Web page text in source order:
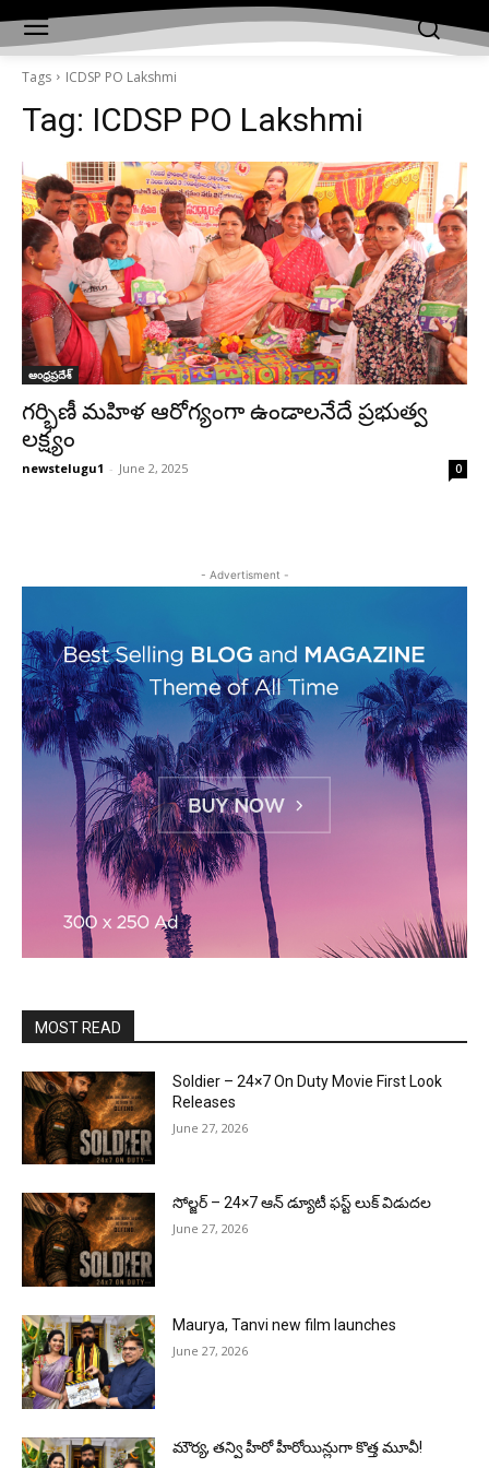
Tags ICDSP PO Lakshmi
Tag: ICDSP PO Lakshmi
ఆంధ్రప్రదేశ్‌
గర్భిణీ మహిళ ఆరోగ్యంగా ఉండాలనేదే ప్రభుత్వ
లక్ష్యం
newstelugu1 - June 2, 2025 0
- Advertisment -
MOST READ
Soldier – 24×7 On Duty Movie First Look
Releases
June 27, 2026
సోల్జర్ – 24×7 ఆన్ డ్యూటీ ఫస్ట్ లుక్ విడుదల
June 27, 2026
Maurya, Tanvi new film launches
June 27, 2026
మౌర్య‌, త‌న్వి హీరో హీరోయిన్లుగా కొత్త మూవీ!